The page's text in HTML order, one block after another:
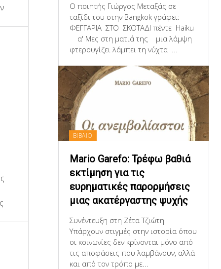
Ο ποιητής Γιώργος Μεταξάς σε
ταξίδι του στην Bangkok γράφει:
ΦΕΓΓΑΡΙΑ ΣΤΟ ΣΚΟΤΑΔΙ πέντε Haiku
α' Μες στη ματιά της μια λάμψη
φτερουγίζει λάμπει τη νύχτα ...
ΒΙΒΛΙΟ
Mario Garefo: Τρέφω βαθιά
εκτίμηση για τις
ευρηματικές παρορμήσεις
μιας ακατέργαστης ψυχής
Συνέντευξη στη Ζέτα Τζιώτη
Υπάρχουν στιγμές στην ιστορία όπου
οι κοινωνίες δεν κρίνονται μόνο από
τις αποφάσεις που λαμβάνουν, αλλά
και από τον τρόπο με...